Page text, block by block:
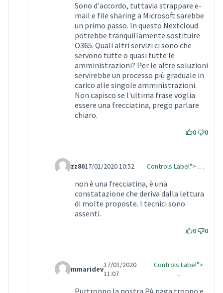
Sono d'accordo, tuttavia strappare e-
mail e file sharing a Microsoft sarebbe
un primo passo. In questo Nextcloud
potrebbe tranquillamente sostituire
O365. Quali altri servizi ci sono che
servono tutte o quasi tutte le
amministrazioni? Per le altre soluzioni
servirebbe un processo più graduale in
carico alle singole amministrazioni.
Non capisco se l'ultima frase voglia
essere una frecciatina, prego parlare
chiaro.
0 0
Comment Label Reply
zz8017/01/2020 10:52 Controls Label"> …
non è una frecciatina, è una
constatazione che deriva dalla lettura
di molte proposte. I tecnici sono
assenti.
0 0
Comment Label Reply
mmaridev17/01/2020
11:07
Controls Label">
…